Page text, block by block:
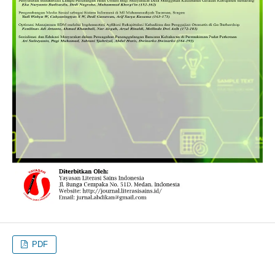
PDF